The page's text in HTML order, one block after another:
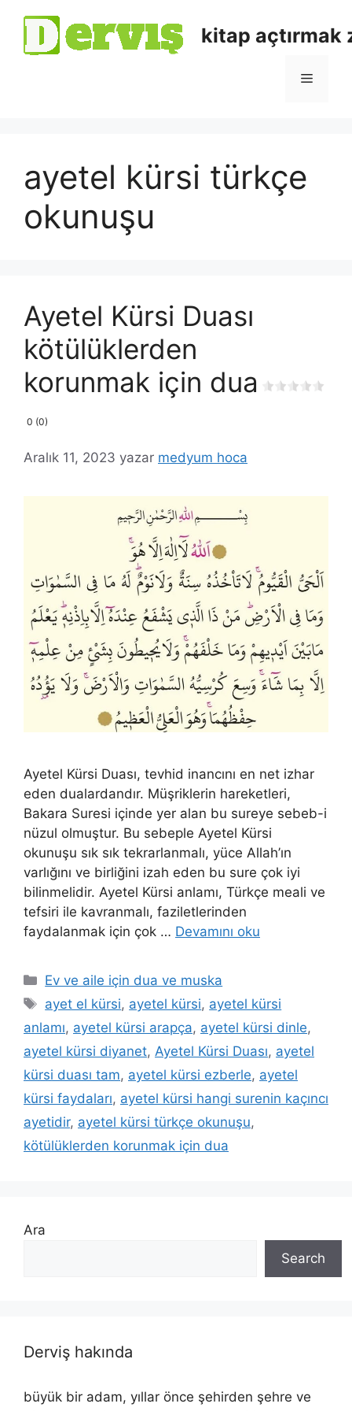
kitap açtırmak
ayetel kürsi türkçe
okunuşu
Ayetel Kürsi Duası
kötülüklerden
korunmak için dua
0 (0)
Aralık 11, 2023 yazar medyum hoca
Ayetel Kürsi Duası, tevhid inancını en net izhar
eden dualardandır. Müşriklerin hareketleri,
Bakara Suresi içinde yer alan bu sureye sebeb-i
nüzul olmuştur. Bu sebeple Ayetel Kürsi
okunuşu sık sık tekrarlanmalı, yüce Allah’ın
varlığını ve birliğini izah eden bu sure çok iyi
bilinmelidir. Ayetel Kürsi anlamı, Türkçe meali ve
tefsiri ile kavranmalı, faziletlerinden
faydalanmak için çok … Devamını oku
Ev ve aile için dua ve muska
ayet el kürsi, ayetel kürsi, ayetel kürsi
anlamı, ayetel kürsi arapça, ayetel kürsi dinle,
ayetel kürsi diyanet, Ayetel Kürsi Duası, ayetel
kürsi duası tam, ayetel kürsi ezberle, ayetel
kürsi faydaları, ayetel kürsi hangi surenin kaçıncı
ayetidir, ayetel kürsi türkçe okunuşu,
kötülüklerden korunmak için dua
Ara
Search
Derviş hakında
büyük bir adam, yıllar önce şehirden şehre ve